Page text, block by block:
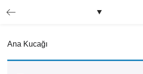
Giriş yapmak için kullanıcı adınızı ve
Ana Kucağı